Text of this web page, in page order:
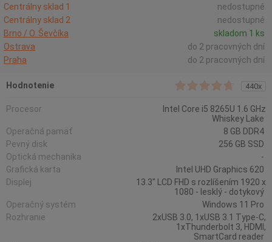
Centrálny sklad 1
nedostupné
Centrálny sklad 2
nedostupné
Brno / O. Ševčíka
skladom 1 ks
Ostrava
do 2 pracovných dní
Praha
do 2 pracovných dní
Hodnotenie 440x
Procesor
Intel Core i5 8265U 1.6 GHz
Whiskey Lake
Operačná pamäť
8 GB DDR4
Pevný disk
256 GB SSD
Optická mechanika
-
Grafická karta
Intel UHD Graphics 620
Displej
13.3" LCD FHD s rozlíšením 1920 x
1080 - lesklý - dotykový
Operačný systém
Windows 11 Pro
Rozhranie
2xUSB 3.0, 1xUSB 3.1 Type-C,
1xThunderbolt 3, HDMI,
SmartCard reader